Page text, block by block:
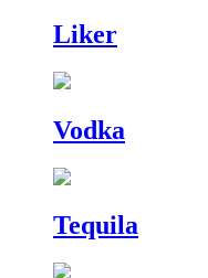
Liker
Vodka
Tequila